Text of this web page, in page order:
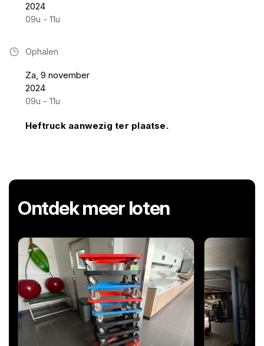
2024
09u - 11u
Ophalen
Za, 9 november
2024
09u - 11u
Heftruck aanwezig ter plaatse.
Ontdek meer loten